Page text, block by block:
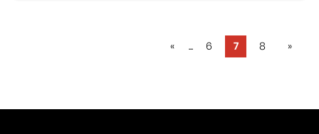
« ... 6 7 8 »